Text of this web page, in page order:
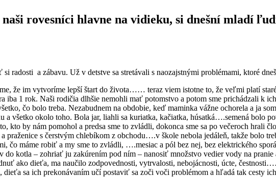
rovesníci hlavne na vidieku, si dnešní mladí
radosti a zábavu. Už v detstve sa stretávali s naozajstnými problémami, ktoré
že im vytvoríme lepší štart do života…… teraz viem istotne to, že veľmi platí
iba 1 rok. Naši rodičia dlhšie nemohli mať potomstvo a potom sme prichádzali k
čo bolo treba. Nezabudnem na obdobie, keď maminka vážne ochorela a ja
a všetko okolo toho. Bola jar, liahli sa kuriatka, kačiatka, húsatká….semená bolo
by nám pomohol a predsa sme to zvládli, dokonca sme sa po večeroch hrali
praženice s čerstvým chlebíkom z obchodu….v škole nebola jedáleň, takže bolo
čo máme robiť a my sme to zvládli, ….mesiac a pól bez nej, bez elektrického
kotla – zohriať ju zakúrením pod ním – nanosiť množstvo vedier vody na pranie
ako dieťa, ma naučilo zodpovednosti, vytrvalosti, nebojácnosti, úcte,
sa ich prekonávaním učí postaviť sa zoči voči problémom a hľadá tak cesty